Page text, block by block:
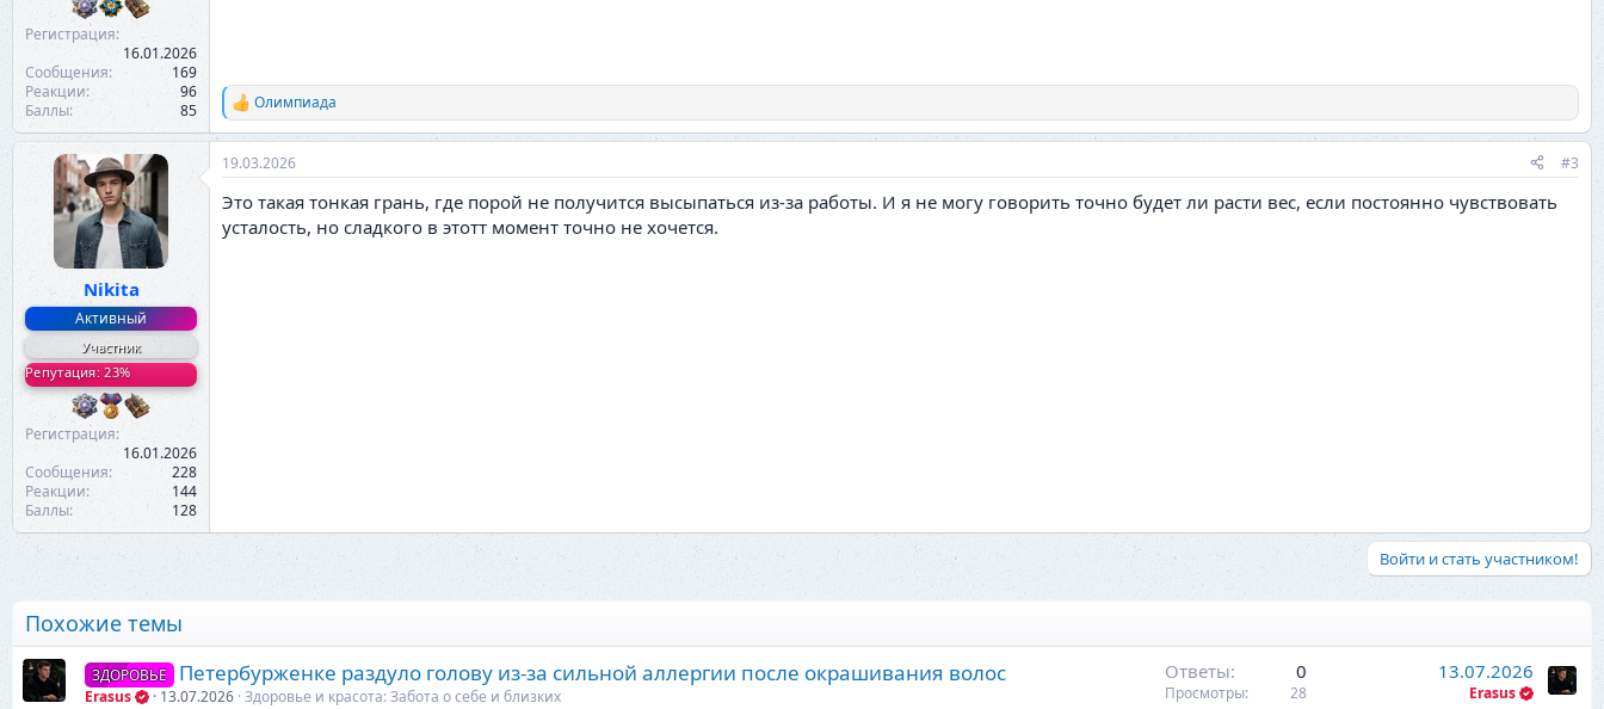
Регистрация
16.01.2026
Сообщения
169
Реакции
96
Баллы
85
Р
е
а
к
и
и
Олимпиада
Nikita
Активный
Участник
Репутация: 23%
Регистрация
16.01.2026
Сообщения
228
Реакции
144
Баллы
128
19.03.2026 #3
Это такая тонкая грань, где порой не получится высыпаться из-за работы. И я не могу говорить точно будет ли расти вес, если постоянно чувствовать
усталость, но сладкого в этотт момент точно не хочется.
Войти и стать участником!
Похожие темы
ЗДОРОВЬЕ Петербурженке раздуло голову из-за сильной аллергии после окрашивания волос
Erasus 13.07.2026 Здоровье и красота: Забота о себе и близких
Ответы 0
Просмотры 28
13.07.2026
Erasus